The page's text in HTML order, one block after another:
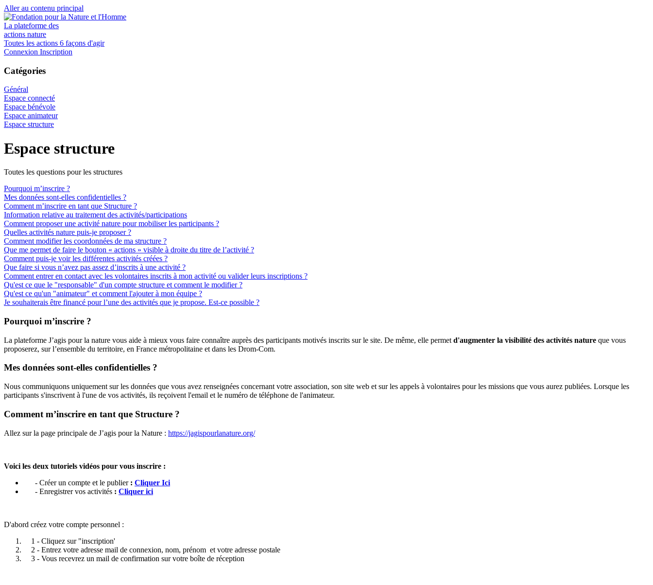
Aller au contenu principal
La plateforme des
actions nature
Toutes les actions 6 façons d'agir
Connexion Inscription
Catégories
Général
Espace connecté
Espace bénévole
Espace animateur
Espace structure
Espace structure
Toutes les questions pour les structures
Pourquoi m’inscrire ?
Mes données sont-elles confidentielles ?
Comment m’inscrire en tant que Structure ?
Information relative au traitement des activités/participations
Comment proposer une activité nature pour mobiliser les participants ?
Quelles activités nature puis-je proposer ?
Comment modifier les coordonnées de ma structure ?
Que me permet de faire le bouton « actions » visible à droite du titre de l’activité ?
Comment puis-je voir les différentes activités créées ?
Que faire si vous n’avez pas assez d’inscrits à une activité ?
Comment entrer en contact avec les volontaires inscrits à mon activité ou valider leurs inscriptions ?
Qu'est ce que le "responsable" d'un compte structure et comment le modifier ?
Qu'est ce qu'un "animateur" et comment l'ajouter à mon équipe ?
Je souhaiterais être financé pour l’une des activités que je propose. Est-ce possible ?
Pourquoi m’inscrire ?
La plateforme J’agis pour la nature vous aide à mieux vous faire connaître auprès des participants motivés inscrits sur le site. De même, elle permet d'augmenter la visibilité des activités nature que vous
proposerez, sur l’ensemble du territoire, en France métropolitaine et dans les Drom-Com.
Mes données sont-elles confidentielles ?
Nous communiquons uniquement sur les données que vous avez renseignées concernant votre association, son site web et sur les appels à volontaires pour les missions que vous aurez publiées. Lorsque les
participants s'inscrivent à l'une de vos activités, ils reçoivent l'email et le numéro de téléphone de l'animateur.
Comment m’inscrire en tant que Structure ?
Allez sur la page principale de J’agis pour la Nature : https://jagispourlanature.org/
Voici les deux tutoriels vidéos pour vous inscrire :
- Créer un compte et le publier: Cliquer Ici
- Enregistrer vos activités : Cliquer ici
D'abord créez votre compte personnel :
1 - Cliquez sur "inscription'
2 - Entrez votre adresse mail de connexion, nom, prénom et votre adresse postale
3 - Vous recevrez un mail de confirmation sur votre boîte de réception